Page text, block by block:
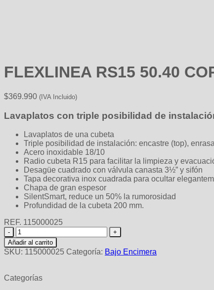
FLEXLINEA RS15 50.40
$369.990 (IVA Incluido)
Lavaplatos con triple posibilidad de
Lavaplatos de una cubeta
Triple posibilidad de instalación: encastre (top),
Acero inoxidable 18/10
Radio cubeta R15 para facilitar la limpieza y
Desagüe cuadrado con válvula canasta 3½” y sifón
Tapa decorativa inox cuadrada para ocultar
Chapa de gran espesor
SilentSmart, reduce un 50% la rumorosidad
Profundidad de la cubeta 200 mm.
REF. 115000025
FLEXLINEA
RS15
50.40
COPPER
Añadir al carrito
SKU: 115000025 Categoría: Bajo Encimera
Categorías